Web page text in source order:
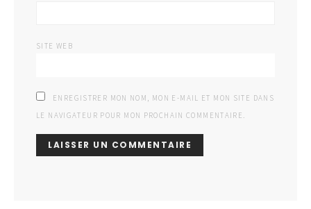
SITE WEB
ENREGISTRER MON NOM, MON E-MAIL ET MON SITE DANS
LE NAVIGATEUR POUR MON PROCHAIN COMMENTAIRE.